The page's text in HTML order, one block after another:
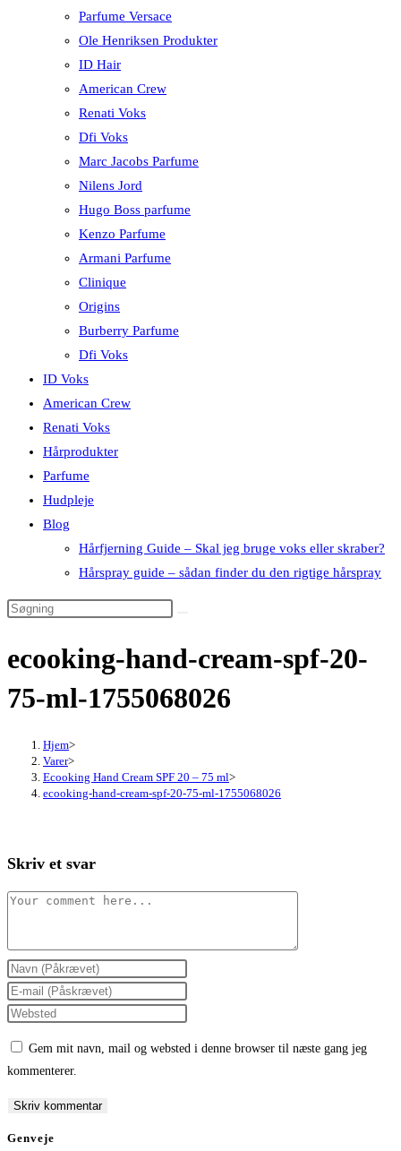
Parfume Versace
Ole Henriksen Produkter
ID Hair
American Crew
Renati Voks
Dfi Voks
Marc Jacobs Parfume
Nilens Jord
Hugo Boss parfume
Kenzo Parfume
Armani Parfume
Clinique
Origins
Burberry Parfume
Dfi Voks
ID Voks
American Crew
Renati Voks
Hårprodukter
Parfume
Hudpleje
Blog
Hårfjerning Guide – Skal jeg bruge voks eller skraber?
Hårspray guide – sådan finder du den rigtige hårspray
ecooking-hand-cream-spf-20-
75-ml-1755068026
Hjem>
Varer>
Ecooking Hand Cream SPF 20 – 75 ml>
ecooking-hand-cream-spf-20-75-ml-1755068026
Skriv et svar
Comment
Enter
your
name
comment
Enter
your
comment
Enter
(optional)
Gem mit navn, mail og websted i denne browser til næste gang jeg
kommenterer.
Genveje